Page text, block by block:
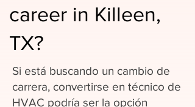
career in Killeen,
TX?
Si está buscando un cambio de
carrera, convertirse en técnico de
HVAC podría ser la opción